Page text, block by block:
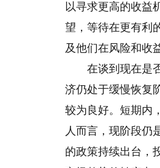
以寻求更高的收益
望，等待在更有利
及他们在风险和收
在谈到现在是
济仍处于缓慢恢复
较为良好。短期内
人而言，现阶段仍
的政策持续出台，